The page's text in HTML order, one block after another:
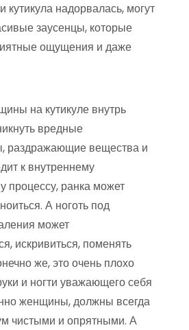
кутикула надорвалась, могут
заусенцы, которые
ощущения и даже
на кутикуле внутрь
вредные
раздражающие вещества и
к внутреннему
процессу, ранка может
А ноготь под
может
искривиться, поменять
же, это очень плохо
и ногти уважающего себя
женщины, должны всегда
чистыми и опрятными. А